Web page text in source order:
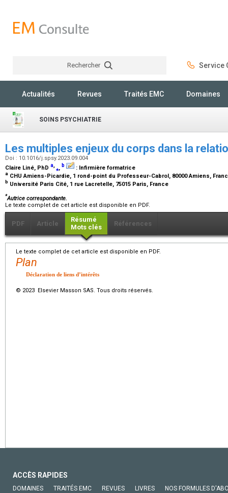
Rechercher Service
Actualités Revues Traités EMC Domaines
SOINS PSYCHIATRIE
Les multiples enjeux du corps dans la
Doi : 10.1016/j.spsy.2023.09.004
Claire Liné, PhD a,⁎, b : Infirmière formatrice
a CHU Amiens-Picardie, 1 rond-point du Professeur-Cabrol, 80000 Amiens,
b Université Paris Cité, 1 rue Lacretelle, 75015 Paris, France
*Autrice correspondante.
Le texte complet de cet article est disponible en PDF.
PDF Article
Résumé
Mots clés
Références
Le texte complet de cet article est disponible en PDF.
Plan
Déclaration de liens d’intérêts
© 2023 Elsevier Masson SAS. Tous droits réservés.
ACCÈS RAPIDES
DOMAINES TRAITÉS EMC REVUES LIVRES NOS FORMULES